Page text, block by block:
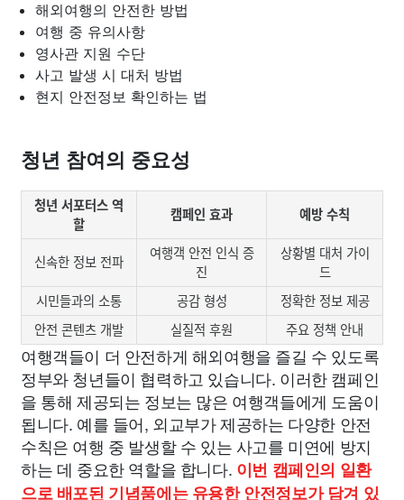
해외여행의 안전한 방법
여행 중 유의사항
영사관 지원 수단
사고 발생 시 대처 방법
현지 안전정보 확인하는 법
청년 참여의 중요성
청년 서포터스 역
할
캠페인 효과 예방 수칙
신속한 정보 전파
여행객 안전 인식 증
진
상황별 대처 가이
드
시민들과의 소통
공감 형성
정확한 정보 제공
안전 콘텐츠 개발
실질적 후원 주요 정책 안내
여행객들이 더 안전하게 해외여행을 즐길 수 있도록
정부와 청년들이 협력하고 있습니다. 이러한 캠페인
을 통해 제공되는 정보는 많은 여행객들에게 도움이
됩니다. 예를 들어, 외교부가 제공하는 다양한 안전
수칙은 여행 중 발생할 수 있는 사고를 미연에 방지
하는 데 중요한 역할을 합니다. 이번 캠페인의 일환
으로 배포된 기념품에는 유용한 안전정보가 담겨 있